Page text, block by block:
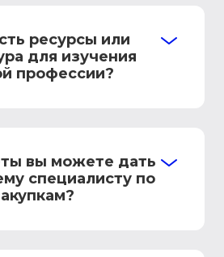
ресурсы или
для изучения
профессии?
вы можете дать
специалисту по